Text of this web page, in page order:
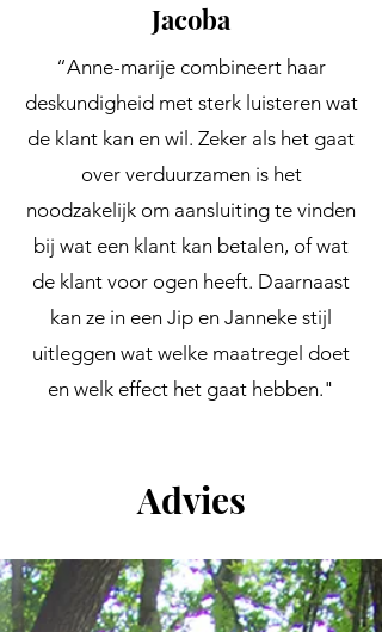
Jacoba
“Anne-marije combineert haar
deskundigheid met sterk luisteren wat
de klant kan en wil. Zeker als het gaat
over verduurzamen is het
noodzakelijk om aansluiting te vinden
bij wat een klant kan betalen, of wat
de klant voor ogen heeft. Daarnaast
kan ze in een Jip en Janneke stijl
uitleggen wat welke maatregel doet
en welk effect het gaat hebben."
Advies